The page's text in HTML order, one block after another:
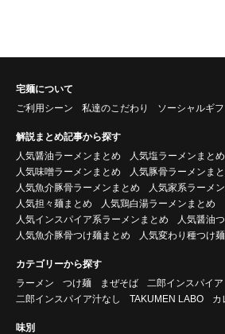
宅麺について
ご利用シーン
私達のこだわり ソーシャルギフ
解説まとめ記事から探す
人気醤油ラーメンまとめ
人気塩ラーメンまとめ
人気味噌ラーメンまとめ
人気豚骨ラーメンま
人気魚介豚骨ラーメンまとめ
人気家系ラーメ
人気担々麺まとめ
人気鶏白湯ラーメンまとめ
人気インスパイア系ラーメンまとめ
人気醤油
人気魚介豚骨つけ麺まとめ
人気変わり種つけ
カテゴリーから探す
ラーメン
つけ麺 まぜそば
二郎インスパイア
二郎インスパイア汁なし
TAKUMEN LABO カ
味別